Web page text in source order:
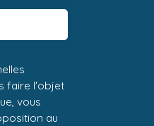
faire l'objet
vous
au